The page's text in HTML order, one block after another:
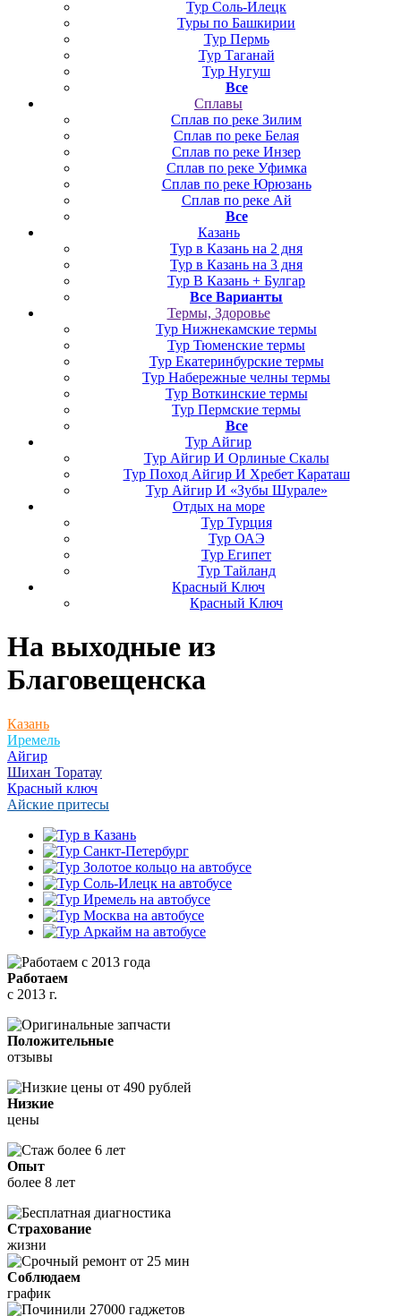
Тур Соль-Илецк
Туры по Башкирии
Тур Пермь
Тур Таганай
Тур Нугуш
Все
Сплавы
Сплав по реке Зилим
Сплав по реке Белая
Сплав по реке Инзер
Сплав по реке Уфимка
Сплав по реке Юрюзань
Сплав по реке Ай
Все
Казань
Тур в Казань на 2 дня
Тур в Казань на 3 дня
Тур В Казань + Булгар
Все Варианты
Термы, Здоровье
Тур Нижнекамские термы
Тур Тюменские термы
Тур Екатеринбурские термы
Тур Набережные челны термы
Тур Воткинские термы
Тур Пермские термы
Все
Тур Айгир
Тур Айгир И Орлиные Скалы
Тур Поход Айгир И Хребет Караташ
Тур Айгир И «Зубы Шурале»
Отдых на море
Тур Турция
Тур ОАЭ
Тур Египет
Тур Тайланд
Красный Ключ
Красный Ключ
На выходные из
Благовещенска
Казань
Иремель
Айгир
Шихан Торатау
Красный ключ
Айские притесы
Работаем
с 2013 г.
Положительные
отзывы
Низкие
цены
Опыт
более 8 лет
Страхование
жизни
Соблюдаем
график